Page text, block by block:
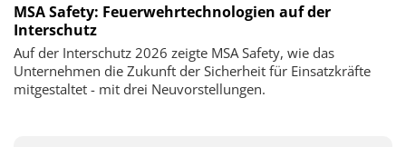
MSA Safety: Feuerwehrtechnologien auf der
Interschutz
Auf der Interschutz 2026 zeigte MSA Safety, wie das
Unternehmen die Zukunft der Sicherheit für Einsatzkräfte
mitgestaltet - mit drei Neuvorstellungen.